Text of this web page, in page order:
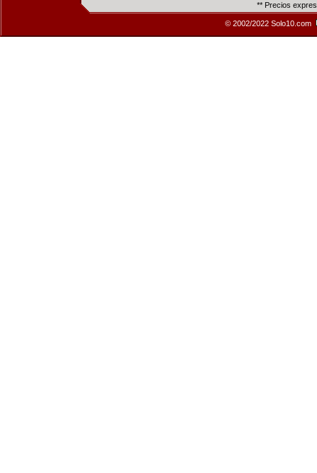
** Precios
© 2002/2022 Solo10.com